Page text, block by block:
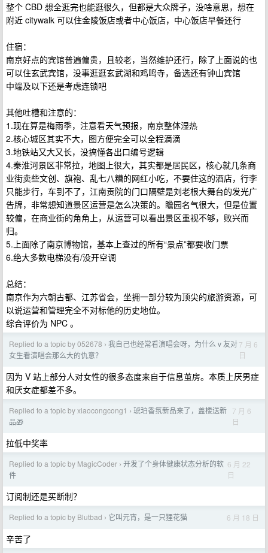
整个 CBD 想全逛完也能逛很久，但都是大众牌子，没啥意思，想在
附近 citywalk 可以住金陵饭店或者中心饭店，中心饭店早餐还行
住宿：
南京好点的宾馆普遍偏贵，且较老，当然维护还行，除了上面说的也
可以住玄武宾馆，没事逛逛玄武湖和鸡鸣寺，备选还有钟山宾馆
中端及以下还是考虑连锁吧
其他吐槽和注意的：
1.现在算是梅雨季，注意看天气预报，南京整体湿热
2.核心城区其实不大，图方便完全可以全程滴滴
3.地铁站又大又长，没搞懂各出口编号逻辑
4.秦淮河景区非常拉，地图上很大，其实都是居民区，核心就几条商
业街卖些文创、旗袍、乱七八糟的网红小吃，不要住这的酒店，行李
只能步行，车到不了，江南贡院的门口隔壁是刘老根大舞台的发光广
告牌，非常想知道景区运营是怎么决策的。瞻园名气很大，但是位置
较偏，在商业街的角角上，从运营可以看出景区重视不够，败兴而
归。
5.上面除了南京博物馆，基本上查过的所有“景点”都要收门票
6.绝大多数电梯没有/没开空调
总结：
南京作为六朝古都、江苏省会，坐拥一部分较为顶尖的旅游资源，可
以说运营和管理完全不对标他的历史地位。
综合评价为 NPC 。
Replied to a topic by 052678 › 我自己也经常看演唱会呀，为什么 v 友对
女生看演唱会那么大的仇意？
7 月 6
日
因为 V 站上部分人对女性的很多态度来自于信息茧房。本质上厌男症
和厌女症都差不多。
Replied to a topic by xiaocongcong1 › 琥珀香氛新品来了，盖楼送新
品🎁
7 月 6
日
拉低中奖率
Replied to a topic by MagicCoder › 开发了个身体健康状态分析的软
件
6 月 22
日
订阅制还是买断制？
Replied to a topic by Blutbad › 它叫元宵，是一只狸花猫 6 月 18 日
辛苦了